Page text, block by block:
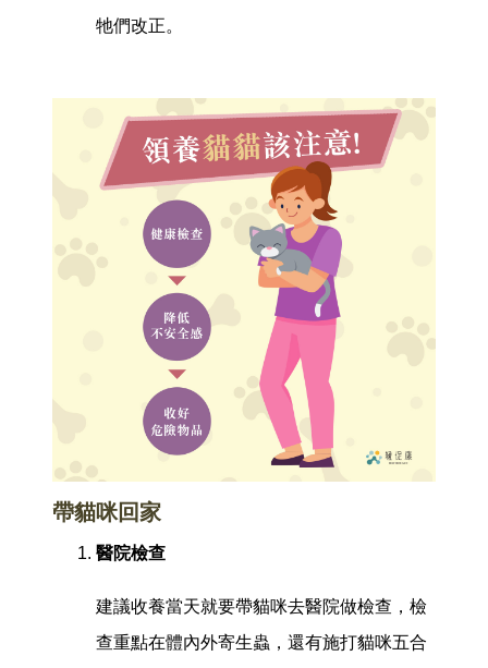
牠們改正。
帶貓咪回家
醫院檢查
建議收養當天就要帶貓咪去醫院做檢查，檢
查重點在體內外寄生蟲，還有施打貓咪五合